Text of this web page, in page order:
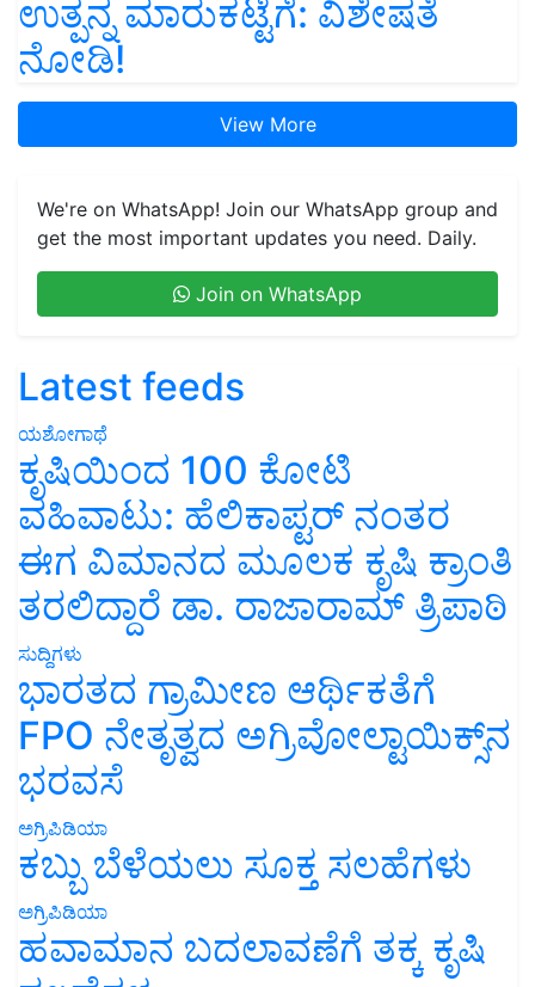
ಉತ್ಪನ್ನ ಮಾರುಕಟ್ಟೆಗೆ: ವಿಶೇಷತೆ
ನೋಡಿ!
View More
We're on WhatsApp! Join our WhatsApp group and
get the most important updates you need. Daily.
Join on WhatsApp
Latest feeds
ಯಶೋಗಾಥೆ
ಕೃಷಿಯಿಂದ 100 ಕೋಟಿ
ವಹಿವಾಟು: ಹೆಲಿಕಾಪ್ಟರ್ ನಂತರ
ಈಗ ವಿಮಾನದ ಮೂಲಕ ಕೃಷಿ ಕ್ರಾಂತಿ
ತರಲಿದ್ದಾರೆ ಡಾ. ರಾಜಾರಾಮ್ ತ್ರಿಪಾಠಿ
ಸುದ್ದಿಗಳು
ಭಾರತದ ಗ್ರಾಮೀಣ ಆರ್ಥಿಕತೆಗೆ
FPO ನೇತೃತ್ವದ ಅಗ್ರಿವೋಲ್ಟಾಯಿಕ್ಸ್‌ನ
ಭರವಸೆ
ಅಗ್ರಿಪಿಡಿಯಾ
ಕಬ್ಬು ಬೆಳೆಯಲು ಸೂಕ್ತ ಸಲಹೆಗಳು
ಅಗ್ರಿಪಿಡಿಯಾ
ಹವಾಮಾನ ಬದಲಾವಣೆಗೆ ತಕ್ಕ ಕೃಷಿ